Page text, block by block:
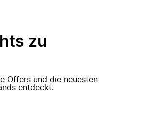
zu
Offers und die neuesten
entdeckt.